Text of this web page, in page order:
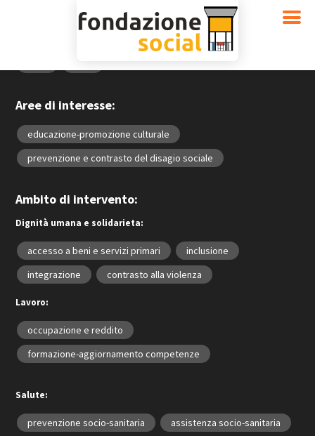
[travelers-map height=100vh minzoom=0 maxzoom=18]
2016 2017
Aree di interesse:
educazione-promozione culturale
prevenzione e contrasto del disagio sociale
Ambito di intervento:
Dignità umana e solidarieta:
accesso a beni e servizi primari
inclusione
integrazione
contrasto alla violenza
Lavoro:
occupazione e reddito
formazione-aggiornamento competenze
Salute:
prevenzione socio-sanitaria
assistenza socio-sanitaria